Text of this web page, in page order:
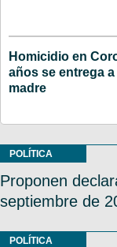
Homicidio en
años se entrega
madre
POLÍTICA
Proponen
septiembre de
POLÍTICA